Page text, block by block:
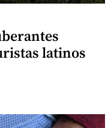
latinos